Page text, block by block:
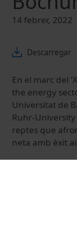
14 febrer, 2022
Descarregar
En el marc del
the energy
Universitat de
Ruhr-
reptes que
neta amb èxit